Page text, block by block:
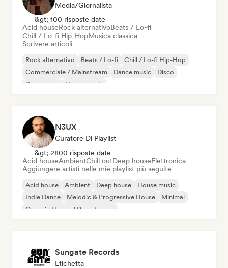
Media/Giornalista
&gt; 100 risposte date
Acid houseRock alternativoBeats / Lo-fi
Chill / Lo-fi Hip-HopMusica classica
Scrivere articoli
Rock alternativo Beats / Lo-fi
Chill / Lo-fi Hip-Hop
Commerciale / Mainstream
Dance music
Disco
Dream pop
House music
N3UX
Curatore Di Playlist
&gt; 2800 risposte date
Acid houseAmbientChill outDeep houseElettronica
Aggiungere artisti nelle mie playlist più seguite
Acid house Ambient Deep house
House music
Indie Dance
Melodic & Progressive House
Minimal
Organic House / Downtempo
Sungate Records
Etichetta